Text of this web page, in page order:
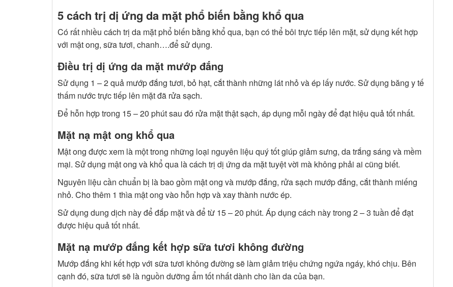
5 cách trị dị ứng da mặt phổ biến bằng khổ qua
Có rất nhiều cách trị da mặt phổ biến bằng khổ qua, bạn có thể bôi trực tiếp lên mặt, sử dụng kết hợp
với mật ong, sữa tươi, chanh….để sử dụng.
Điều trị dị ứng da mặt mướp đắng
Sử dụng 1 – 2 quả mướp đắng tươi, bỏ hạt, cắt thành những lát nhỏ và ép lấy nước. Sử dụng băng y tế
thấm nước trực tiếp lên mặt đã rửa sạch.
Để hỗn hợp trong 15 – 20 phút sau đó rửa mặt thật sạch, áp dụng mỗi ngày để đạt hiệu quả tốt nhất.
Mặt nạ mật ong khổ qua
Mật ong được xem là một trong những loại nguyên liệu quý tốt giúp giảm sưng, da trắng sáng và mềm
mại. Sử dụng mật ong và khổ qua là cách trị dị ứng da mặt tuyệt vời mà không phải ai cũng biết.
Nguyên liệu cần chuẩn bị là bao gồm mật ong và mướp đắng, rửa sạch mướp đắng, cắt thành miếng
nhỏ. Cho thêm 1 thìa mật ong vào hỗn hợp và xay thành nước ép.
Sử dụng dung dịch này để đắp mặt và để từ 15 – 20 phút. Áp dụng cách này trong 2 – 3 tuần để đạt
được hiệu quả tốt nhất.
Mặt nạ mướp đắng kết hợp sữa tươi không đường
Mướp đắng khi kết hợp với sữa tươi không đường sẽ làm giảm triệu chứng ngứa ngáy, khó chịu. Bên
cạnh đó, sữa tươi sẽ là nguồn dưỡng ẩm tốt nhất dành cho làn da của bạn.